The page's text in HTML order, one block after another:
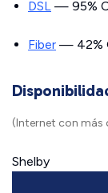
DSL — 95%
Fiber — 42%
(Internet con más
Shelby